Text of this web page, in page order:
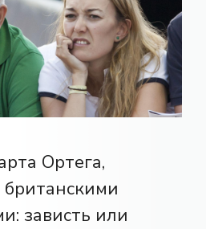
Ортега,
зависть или